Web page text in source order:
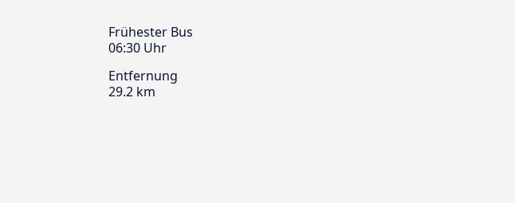
Frühester Bus
06:30 Uhr
Entfernung
29.2 km